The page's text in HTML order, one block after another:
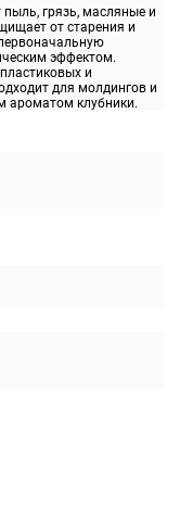
грязь, масляные и
от старения и
эффектом.
и
для молдингов и
ароматом клубники.